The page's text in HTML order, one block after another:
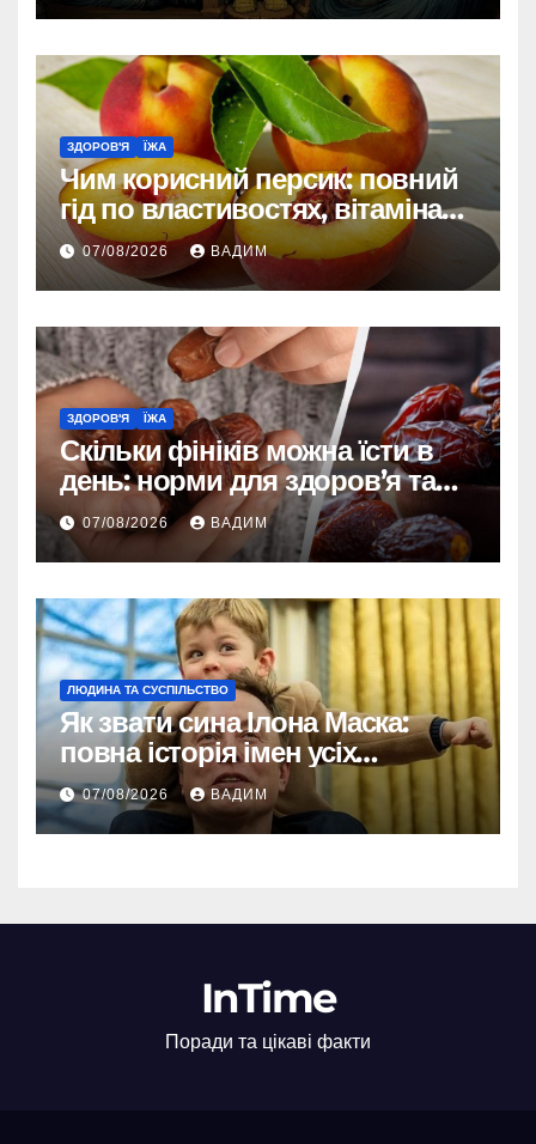
ЗДОРОВ'Я ЇЖА
Чим корисний персик: повний
гід по властивостях, вітамінах і
впливі на організм
07/08/2026 ВАДИМ
ЗДОРОВ'Я ЇЖА
Скільки фініків можна їсти в
день: норми для здоров’я та
енергії
07/08/2026 ВАДИМ
ЛЮДИНА ТА СУСПІЛЬСТВО
Як звати сина Ілона Маска:
повна історія імен усіх
хлопчиків мільярдера
07/08/2026 ВАДИМ
InTime
Поради та цікаві факти